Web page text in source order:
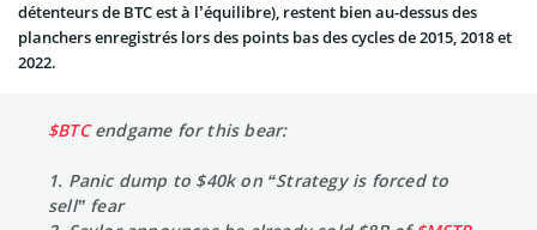
détenteurs de BTC est à l’équilibre), restent bien au-dessus des
planchers enregistrés lors des points bas des cycles de 2015, 2018 et
2022.
$BTCendgame for this bear:
1. Panic dump to $40k on “Strategy is forced to
sell” fear